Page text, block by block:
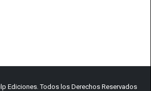
Ediciones. Todos los Derechos Reservados